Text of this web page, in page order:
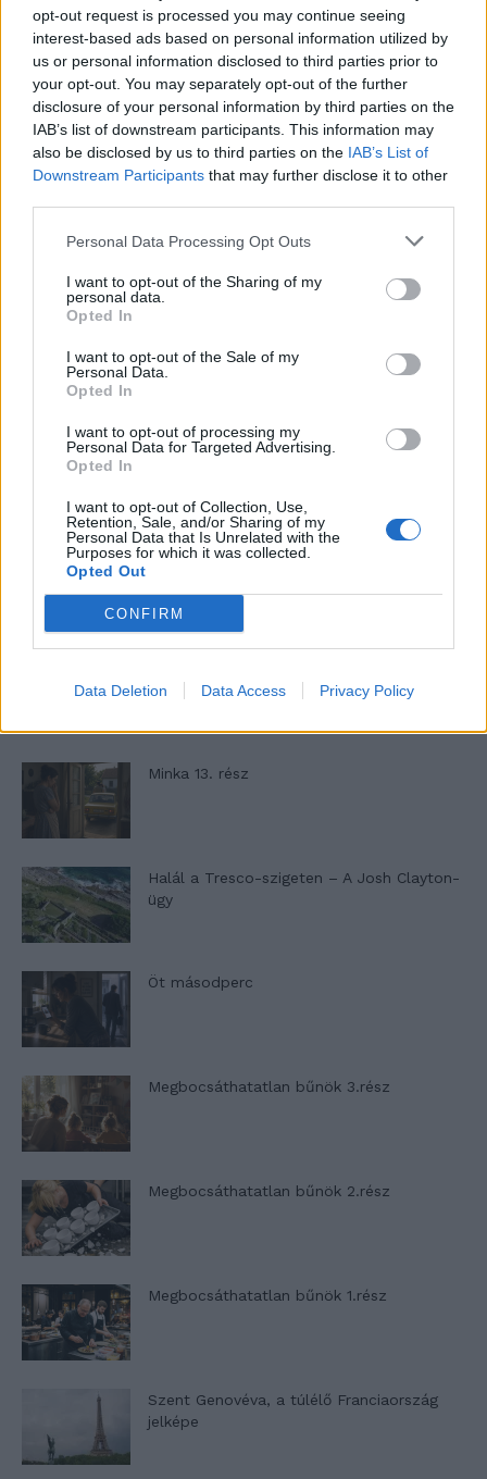
opt-out request is processed you may continue seeing
interest-based ads based on personal information utilized by
us or personal information disclosed to third parties prior to
your opt-out. You may separately opt-out of the further
disclosure of your personal information by third parties on the
IAB’s list of downstream participants. This information may
also be disclosed by us to third parties on the IAB’s List of
Downstream Participants that may further disclose it to other
Personal Data Processing Opt Outs
I want to opt-out of the Sharing of my
personal data.
Opted In
I want to opt-out of the Sale of my
Personal Data.
Opted In
I want to opt-out of processing my
Personal Data for Targeted Advertising.
Opted In
I want to opt-out of Collection, Use,
Retention, Sale, and/or Sharing of my
Personal Data that Is Unrelated with the
Purposes for which it was collected.
Opted Out
CONFIRM
Data Deletion Data Access Privacy Policy
„Ha rossz úton jársz, állandóan pirosat
és sorompót kapsz” – interjú...
46,301 Rajongók
13,262 Követő KÖVETÉS
LEGFRISSEBB
Minka 13. rész
Halál a Tresco-szigeten – A Josh Clayton-
ügy
Öt másodperc
Megbocsáthatatlan bűnök 3.rész
Megbocsáthatatlan bűnök 2.rész
Megbocsáthatatlan bűnök 1.rész
Szent Genovéva, a túlélő Franciaország
jelképe